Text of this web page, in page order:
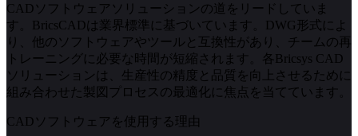
CADソフトウェアソリューションの道をリードしていま
す。BricsCADは業界標準に基づいています。DWG形式によ
り、他のソフトウェアやツールと互換性があり、チームの再
トレーニングに必要な時間が短縮されます。各Bricsys CAD
ソリューションは、生産性の精度と品質を向上させるために
組み合わせた製図プロセスの最適化に焦点を当てています。
CADソフトウェアを使用する理由